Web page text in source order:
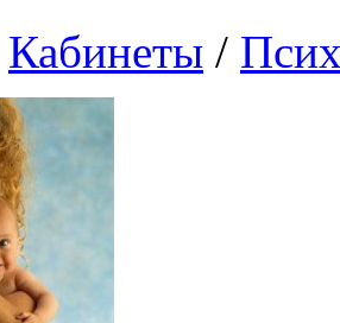
Кабинеты /